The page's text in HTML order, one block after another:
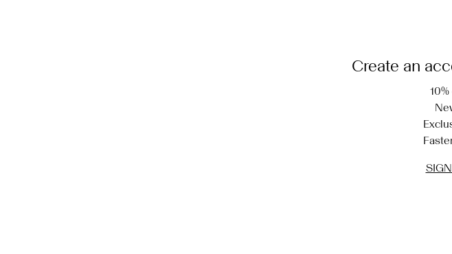
Create an